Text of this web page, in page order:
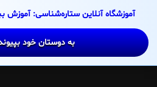
content
آموزشگاه آنلاین ستاره‌شناسی: آموزش
به دوستان خود